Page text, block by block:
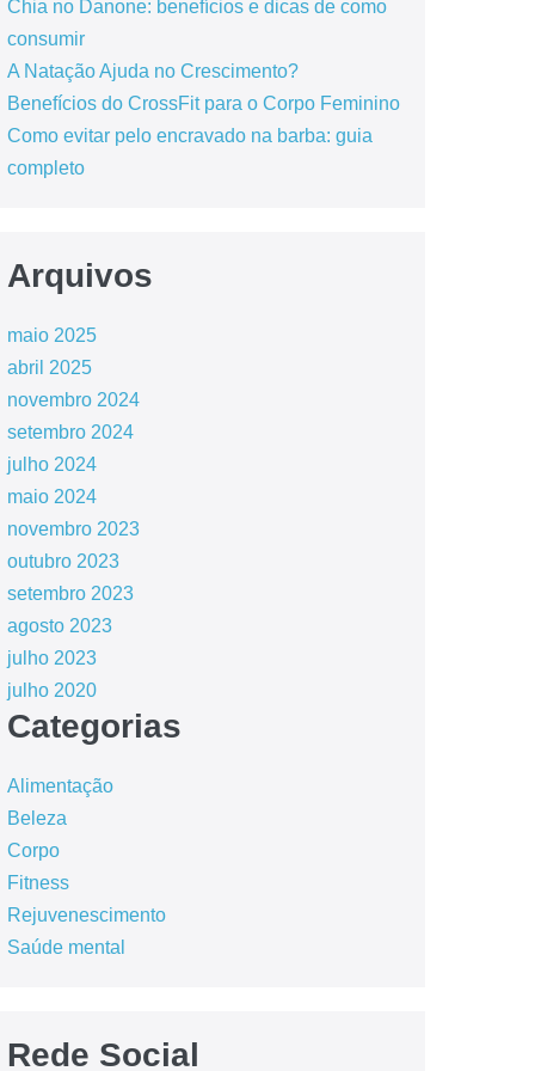
Chia no Danone: benefícios e dicas de como
consumir
A Natação Ajuda no Crescimento?
Benefícios do CrossFit para o Corpo Feminino
Como evitar pelo encravado na barba: guia
completo
Arquivos
maio 2025
abril 2025
novembro 2024
setembro 2024
julho 2024
maio 2024
novembro 2023
outubro 2023
setembro 2023
agosto 2023
julho 2023
julho 2020
Categorias
Alimentação
Beleza
Corpo
Fitness
Rejuvenescimento
Saúde mental
Rede Social